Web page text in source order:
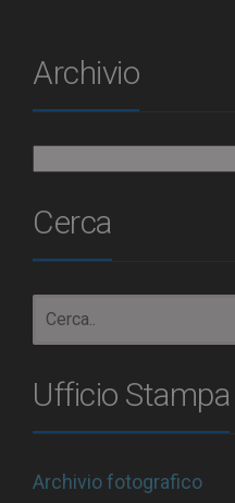
Archivio
Cerca
Ufficio Stampa
Archivio fotografico